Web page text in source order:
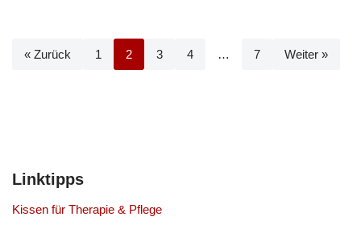
« Zurück 1 2 3 4 … 7 Weiter »
Linktipps
Kissen für Therapie & Pflege